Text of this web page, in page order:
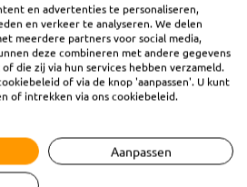
Marije van der Velde
en advertenties te personaliseren,
en verkeer te analyseren. We delen
meerdere partners voor social media,
deze combineren met andere gegevens
die zij via hun services hebben verzameld.
of via de knop 'aanpassen'. U kunt
of intrekken via ons cookiebeleid.
Aanpassen